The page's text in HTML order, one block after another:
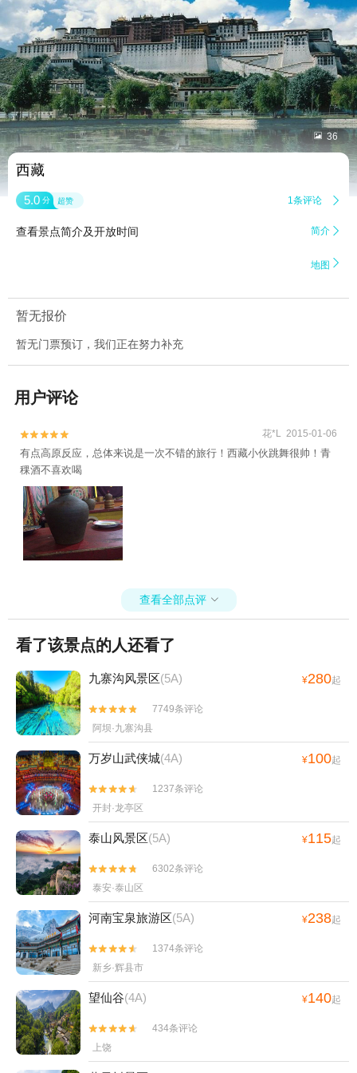
 36
西藏
5.0 分 超赞 1条评论 
查看景点简介及开放时间 简介 
地图 
暂无报价
暂无门票预订，我们正在努力补充
用户评论

 花*L 2015-01-06
有点高原反应，总体来说是一次不错的旅行！西藏小伙跳舞很帅！青
稞酒不喜欢喝
查看全部点评 
看了该景点的人还看了
九寨沟风景区(5A) ¥280起


7749条评论
阿坝·九寨沟县
万岁山武侠城(4A) ¥100起


1237条评论
开封·龙亭区
泰山风景区(5A) ¥115起


6302条评论
泰安·泰山区
河南宝泉旅游区(5A) ¥238起


1374条评论
新乡·辉县市
望仙谷(4A) ¥140起


434条评论
上饶
